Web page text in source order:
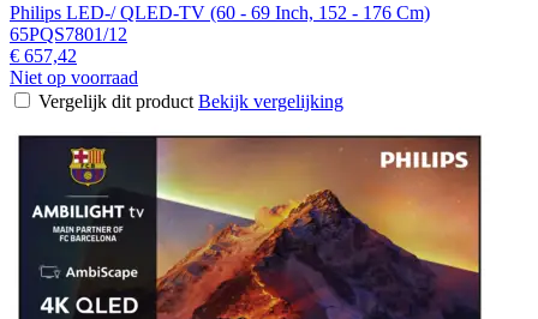
Philips LED-/ QLED-TV (60 - 69 Inch, 152 - 176 Cm)
65PQS7801/12
€ 657,42
Niet op voorraad
Vergelijk dit product Bekijk vergelijking